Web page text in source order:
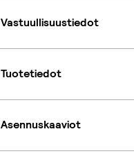
Vastuullisuustiedot
Tuotetiedot
Asennuskaaviot